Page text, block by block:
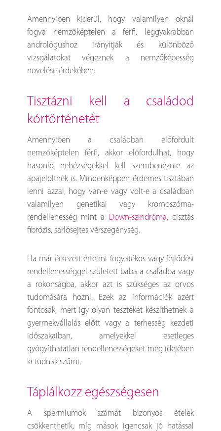
Amennyiben kiderül, hogy valamilyen oknál
fogva nemzőképtelen a férfi, leggyakrabban
andrológushoz irányítják és különböző
vizsgálatokat végeznek a nemzőképesség
növelése érdekében.
tisztázni kell a családod
kórtörténetét
Amennyiben a családban előfordult
nemzőképtelen férfi, akkor előfordulhat, hogy
hasonló nehézségekkel kell szembenéznie az
apajelöltnek is. Mindenképpen érdemes tisztában
lenni azzal, hogy van-e vagy volt-e a családban
valamilyen genetikai vagy kromoszóma-
rendellenesség mint a
Down-szindróma, cisztás
fibrózis, sarlósejtes vérszegénység.
Ha már érkezett értelmi fogyatékos vagy fejlődési
rendellenességgel született baba a családba vagy
a rokonságba, akkor azt is szükséges az orvos
tudomására hozni. Ezek az információk azért
fontosak, mert így olyan teszteket készíthetnek a
gyermekvállalás előtt vagy a terhesség kezdeti
időszakaiban, amelyekkel esetleges
gyógyíthatatlan rendellenességeket még idejében
ki tudnak szűrni.
táplálkozz egészségesen
A spermiumok számát bizonyos ételek
csökkenthetik, míg mások igencsak jó hatással